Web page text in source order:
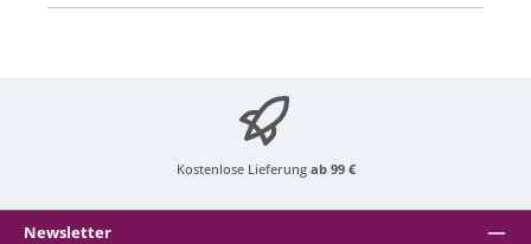
Kostenlose Lieferung ab 99 €
Newsletter